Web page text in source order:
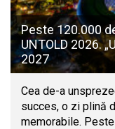
Peste 120.000
UNTOLD 2026.
2027
Cea de-a
succes, o zi plină
memorabile.